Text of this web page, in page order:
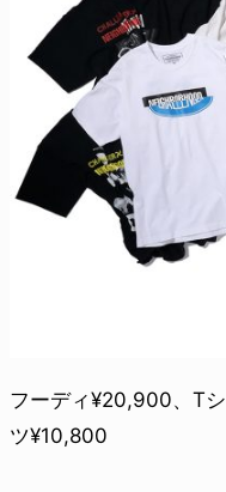
フーディ¥20,900、T
ツ¥10,800